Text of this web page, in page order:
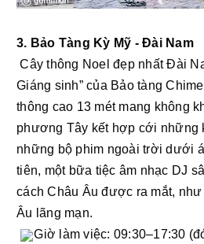
3. Bảo Tàng Kỳ Mỹ - Đài Nam
Cây thông Noel đẹp nhất Đài Nam! Sự kiện “Cuối tuần
Giáng sinh” của Bảo tàng
thông cao 13 mét mang không
phương Tây kết hợp cới những
những bộ phim ngoài trời dưới
tiên, một bữa tiệc âm nhạc DJ
cách Châu Âu được ra mắt,
Âu lãng mạn.
Giờ làm việc: 09:30–17:30